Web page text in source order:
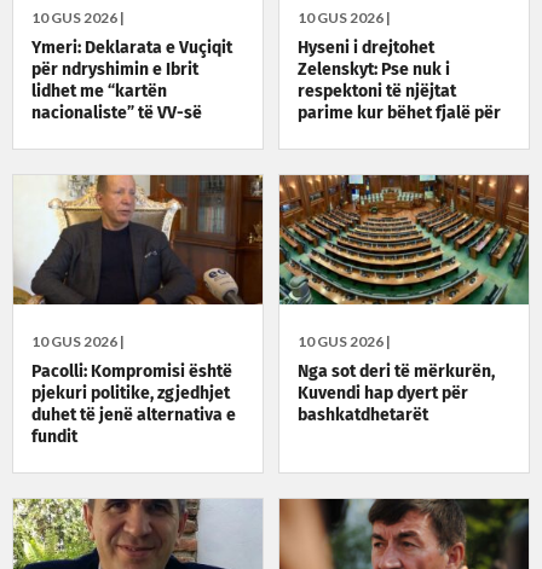
10 GUS 2026 |
Ymeri: Deklarata e Vuçiqit
për ndryshimin e Ibrit
lidhet me “kartën
nacionaliste” të VV-së
10 GUS 2026 |
Hyseni i drejtohet
Zelenskyt: Pse nuk i
respektoni të njëjtat
parime kur bëhet fjalë për
10 GUS 2026 |
Pacolli: Kompromisi është
pjekuri politike, zgjedhjet
duhet të jenë alternativa e
fundit
10 GUS 2026 |
Nga sot deri të mërkurën,
Kuvendi hap dyert për
bashkatdhetarët